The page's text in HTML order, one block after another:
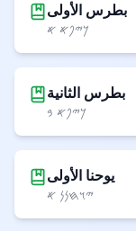
بطرس الأولى
𐤊𐤉𐤐𐤀 𐤀
بطرس الثانية
𐤊𐤉𐤐𐤀 𐤁
يوحنا الأولى
𐤉𐤅𐤇𐤍𐤍 𐤀